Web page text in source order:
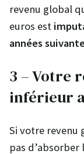
revenu global
euros est
années
3 – Votre
inférieur
Si votre revenu
pas